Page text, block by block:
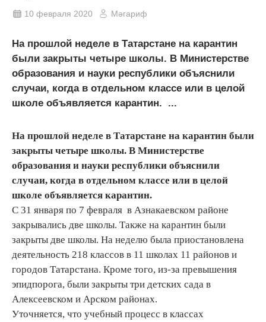
10 февраля 2020 Мәгариф
На прошлой неделе в Татарстане на карантин
были закрыты четыре школы. В Министерстве
образования и науки республики объяснили
случаи, когда в отдельном классе или в целой
школе объявляется карантин. ...
На прошлой неделе в Татарстане на карантин были
закрыты четыре школы. В Министерстве
образования и науки республики объяснили
случаи, когда в отдельном классе или в целой
школе объявляется карантин.
С 31 января по 7 февраля в Азнакаевском районе
закрывались две школы. Также на карантин были
закрыты две школы. На неделю была приостановлена
деятельность 218 классов в 11 школах 11 районов и
городов Татарстана. Кроме того, из-за превышения
эпидпорога, были закрыты три детских сада в
Алексеевском и Арском районах.
Уточняется, что учебный процесс в классах